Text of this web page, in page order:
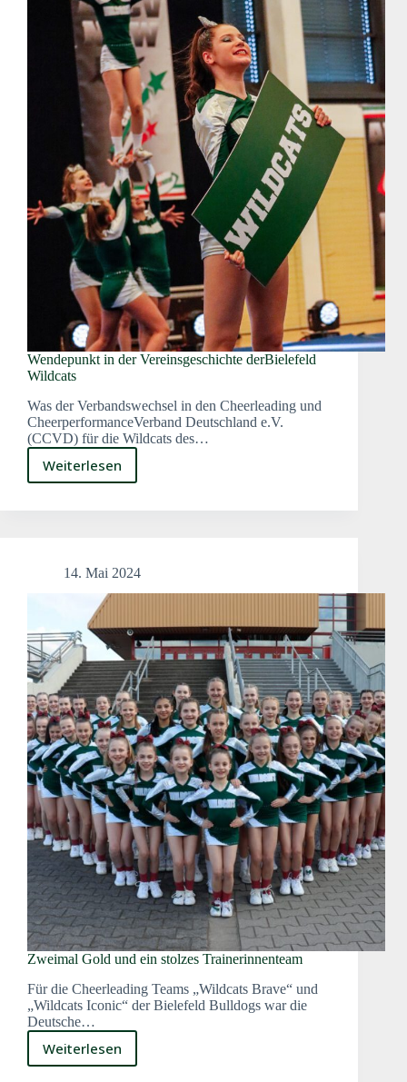
Wendepunkt in der Vereinsgeschichte derBielefeld
Wildcats
Was der Verbandswechsel in den Cheerleading und
CheerperformanceVerband Deutschland e.V.
(CCVD) für die Wildcats des…
Weiterlesen
Wendepunkt
der
Wildcats
14. Mai 2024
Zweimal Gold und ein stolzes Trainerinnenteam
Für die Cheerleading Teams „Wildcats Brave“ und
„Wildcats Iconic“ der Bielefeld Bulldogs war die
Deutsche…
Weiterlesen
Zweimal